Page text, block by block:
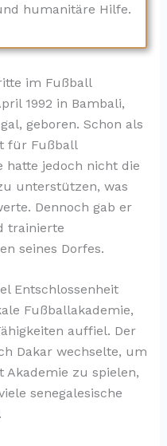
humanitäre Hilfe.
im Fußball
1992 in Bambali,
geboren. Schon als
für Fußball
hatte jedoch nicht die
unterstützen, was
Dennoch gab er
trainierte
seines Dorfes.
Entschlossenheit
Fußballakademie,
auffiel. Der
Dakar wechselte, um
Akademie zu spielen,
senegalesische